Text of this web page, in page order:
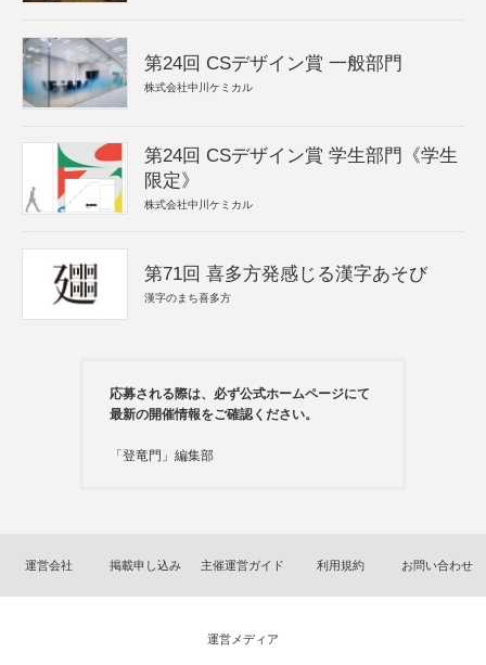
第24回 CSデザイン賞 一般部門
株式会社中川ケミカル
第24回 CSデザイン賞 学生部門《学生
限定》
株式会社中川ケミカル
第71回 喜多方発感じる漢字あそび
漢字のまち喜多方
応募される際は、必ず公式ホームページにて
最新の開催情報をご確認ください。
「登竜門」編集部
運営会社 掲載申し込み 主催運営ガイド 利用規約 お問い合わせ
運営メディア